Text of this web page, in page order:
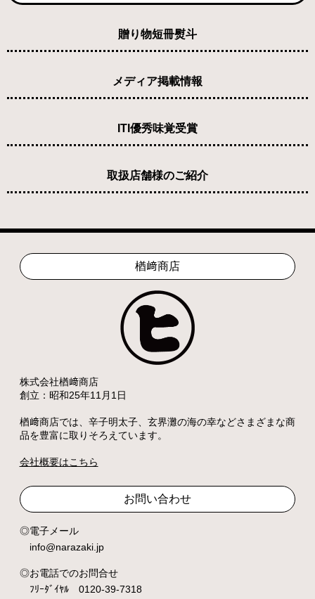
贈り物短冊熨斗
メディア掲載情報
ITI優秀味覚受賞
取扱店舗様のご紹介
楢﨑商店
株式会社楢﨑商店
創立：昭和25年11月1日
楢﨑商店では、辛子明太子、玄界灘の海の幸などさまざまな商
品を豊富に取りそろえています。
会社概要はこちら
お問い合わせ
電子メール
info@narazaki.jp
お電話でのお問合せ
ﾌﾘｰﾀﾞｲﾔﾙ 0120-39-7318